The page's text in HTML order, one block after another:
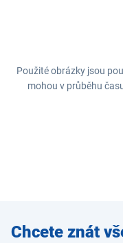
Použité obrázky jsou
mohou v průběhu
Zadejte
Chcete znát